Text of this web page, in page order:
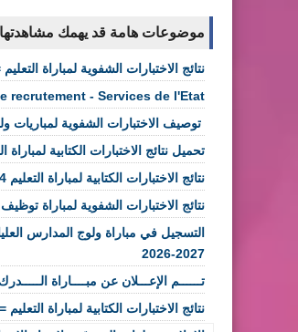
موضوعات هامة قد يهمك مشاهدتها
نتائج الاختبارات الشفوية لمباراة التعليم ==
recrutement - Services de l'Etat
توصيف الاختبارات الشفوية
تحميل نتائج الاختبارات الكتابية لمباراة التعليم- 2024- /===جميع
نتائج الاختبارات الكتابية لمباراة التعليم 2024 جميع الجهات
نتائج الاختبارات الشفوية لمباراة توظيف
2027-2026
تــــــم الإعـــلان عن مبــــاراة الـــــدرك
نتائج الاختبارات الكتابية لمباراة التعليم